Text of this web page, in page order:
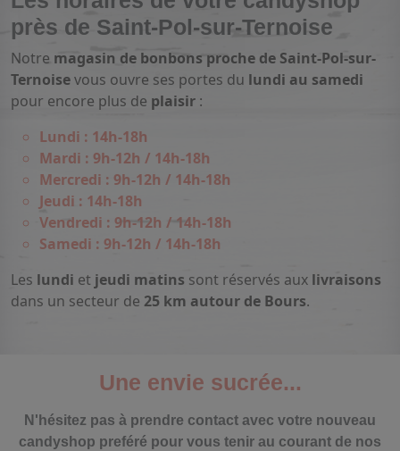
près de Saint-Pol-sur-Ternoise
Notre magasin de bonbons proche de Saint-Pol-sur-
Ternoisevous ouvre ses portes du lundi au samedi
pour encore plus de plaisir :
Lundi : 14h-18h
Mardi : 9h-12h / 14h-18h
Mercredi : 9h-12h / 14h-18h
Jeudi : 14h-18h
Vendredi : 9h-12h / 14h-18h
Samedi : 9h-12h / 14h-18h
Les lundi et jeudi matins sont réservés aux livraisons
dans un secteur de 25 km autour de Bours.
Une envie sucrée...
N'hésitez pas à prendre contact avec votre nouveau
candyshop preféré pour vous tenir au courant de nos